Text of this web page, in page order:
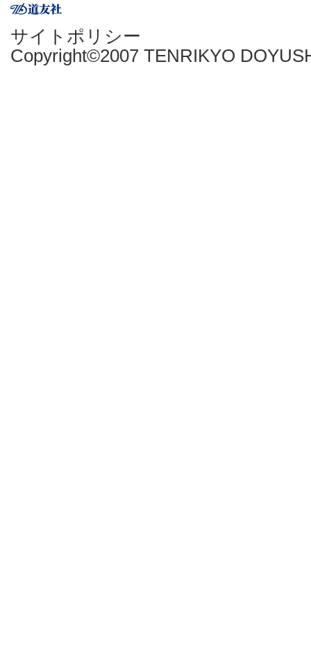
サイトポリシー
Copyright©2007 TENRIKYO